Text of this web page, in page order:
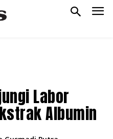
Labor
Albumin